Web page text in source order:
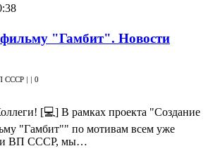
"Гамбит". Новости
СССР | | 0
[💻] В рамках проекта "Создание
"Гамбит"" по мотивам всем уже
ВП СССР, мы…